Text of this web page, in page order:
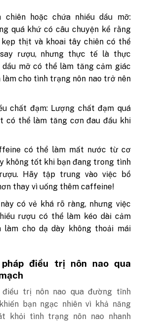
chiên hoặc chứa nhiều dầu mỡ:
quá khứ có câu chuyện kể rằng
kẹp thịt và khoai tây chiên có thể
rượu, nhưng thực tế là thực
dầu mỡ có thể làm tăng cảm giác
làm cho tình trạng nôn nao trở nên
chất đạm: Lượng chất đạm quá
có thể làm tăng cơn đau đầu khi
có thể làm mất nước từ cơ
không tốt khi bạn đang trong tình
Hãy tập trung vào việc bổ
thay vì uống thêm caffeine!
có vẻ khá rõ ràng, nhưng việc
rượu có thể làm kéo dài cảm
làm cho dạ dày không thoải mái
điều trị nôn nao qua
điều trị nôn nao qua đường tĩnh
bạn ngạc nhiên vì khả năng
khỏi tình trạng nôn nao nhanh